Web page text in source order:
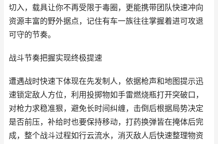
切入，载具让你不再受限于毒圈，更能携带团队快速冲向
资源丰富的野外据点，记住有车一族往往掌握着进可攻退
可守的节奏。
战斗节奏把握实现终极提速
遭遇战时快速下体现在先发制人，依据枪声和地图提示迅
速锁定敌人方位，利用投掷物如手雷燃烧瓶打开突破口，
对枪力求稳准狠，避免长时间纠缠，击倒后根据局势决定
是否前压，补给时也要保持移动，打药换弹皆在掩体后完
成，整个战斗过程如行云流水，消灭敌人后快速整理物资